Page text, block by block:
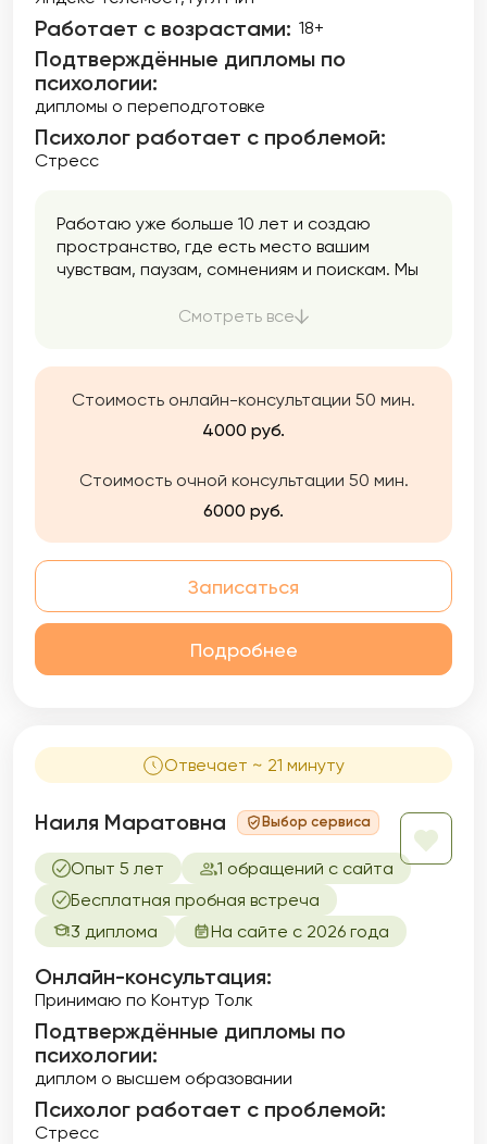
Работает с возрастами: 18+
Подтверждённые дипломы по
психологии:
дипломы о переподготовке
Психолог работает с проблемой:
Стресс
Работаю уже больше 10 лет и создаю
пространство, где есть место вашим
чувствам, паузам, сомнениям и поискам. Мы
аккуратно, без давления. Моя задача —
Смотреть все
Стоимость онлайн-консультации 50 мин.
4000 руб.
Стоимость очной консультации 50 мин.
6000 руб.
Записаться
Подробнее
Отвечает ~ 21 минуту
Наиля Маратовна Выбор сервиса
Опыт 5 лет
1 обращений с сайта
Бесплатная пробная встреча
3 диплома
На сайте с 2026 года
Онлайн-консультация:
Принимаю по Контур Толк
Подтверждённые дипломы по
психологии:
диплом о высшем образовании
Психолог работает с проблемой:
Стресс